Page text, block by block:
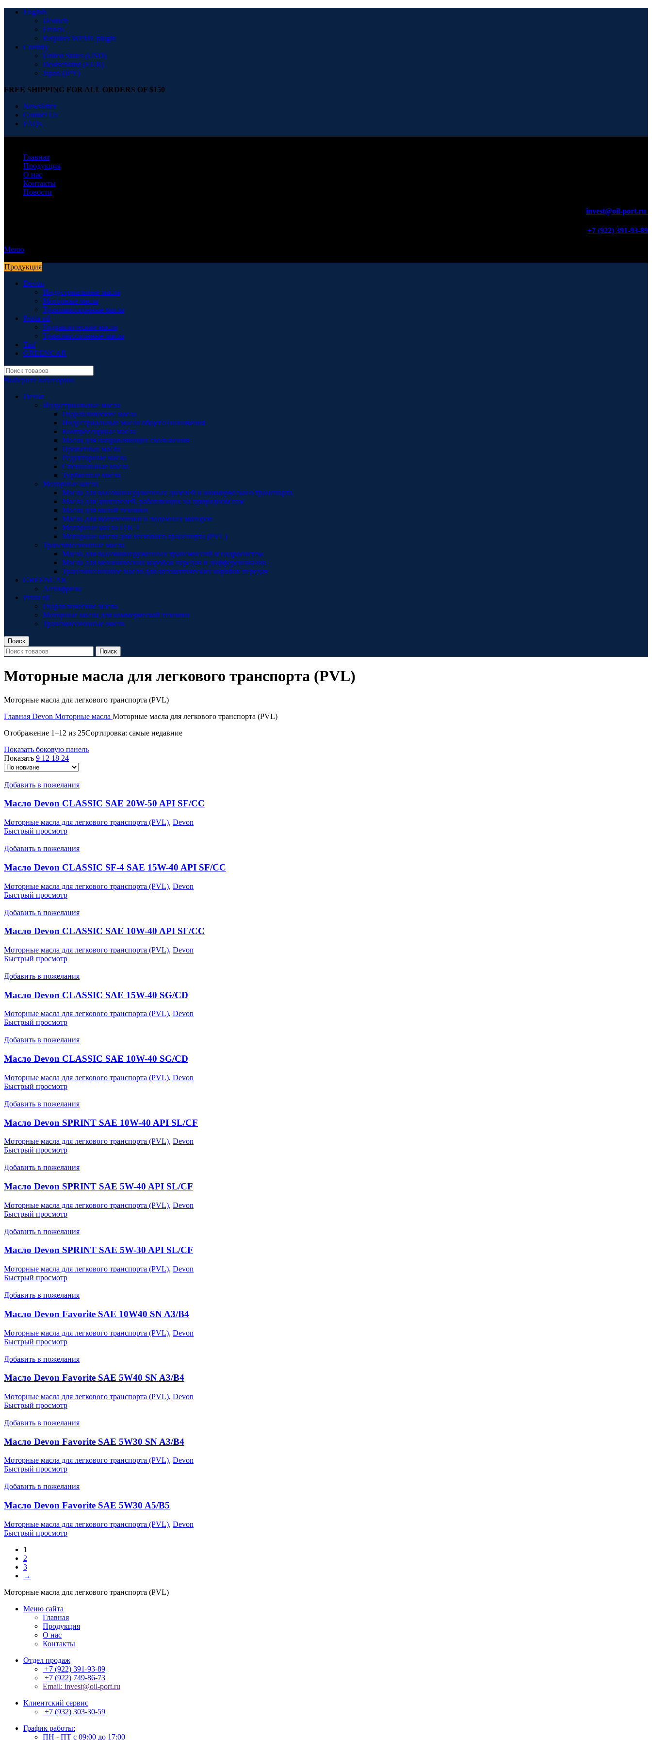
English
Deutsch
French
Requires WPML plugin
Country
United States (USD)
Deutschland (EUR)
Japan (JPY)
FREE SHIPPING FOR ALL ORDERS OF $150
Newsletter
Contact Us
FAQs
Главная
Продукция
О нас
Контакты
Новости
invest@oil-port.ru
+7 (922) 391-93-89
Меню
Продукция
Devon
Индустриальные масла
Моторные масла
Трансмиссионные масла
Prista oil
Гидравлические масла
Трансмиссионные масла
Taif
GREENCAR
Выберите категорию
Devon
Индустриальные масла
Гидравлические масла
Индустриальные масла общего назначения
Компрессорные масла
Масла для направляющих скольжения
Прокатные масла
Редукторные масла
Специальные масла
Турбинные масла
Моторные масла
Масла для высоконагруженных дизелей и коммерческого транспорта
Масла для двигателей, работающих на природном газе
Масла для малой техники
Масла для мототехники и лодочных моторов
Моторные масла ГОСТ
Моторные масла для легкового транспорта (PVL)
Трансмиссионные масла
Масла для высоконагруженных трансмиссий и гидросистем
Масла для механических коробок передач и дифференциалов
Трансмиссионное масло для автоматических коробок передач
GREENCAR
Антифризы
Prista oil
Гидравлические масла
Моторные масла для коммерческой техники
Трансмиссионные масла
Поиск
Поиск
Моторные масла для легкового транспорта (PVL)
Моторные масла для легкового транспорта (PVL)
Главная Devon Моторные масла Моторные масла для легкового транспорта (PVL)
Отображение 1–12 из 25Сортировка: самые недавние
Показать боковую панель
Показать 9 12 18 24
Добавить в пожелания
Масло Devon CLASSIC SAE 20W-50 API SF/CC
Моторные масла для легкового транспорта (PVL), Devon
Быстрый просмотр
Добавить в пожелания
Масло Devon CLASSIC SF-4 SAE 15W-40 API SF/CC
Моторные масла для легкового транспорта (PVL), Devon
Быстрый просмотр
Добавить в пожелания
Масло Devon CLASSIC SAE 10W-40 API SF/CC
Моторные масла для легкового транспорта (PVL), Devon
Быстрый просмотр
Добавить в пожелания
Масло Devon CLASSIC SAE 15W-40 SG/CD
Моторные масла для легкового транспорта (PVL), Devon
Быстрый просмотр
Добавить в пожелания
Масло Devon CLASSIC SAE 10W-40 SG/CD
Моторные масла для легкового транспорта (PVL), Devon
Быстрый просмотр
Добавить в пожелания
Масло Devon SPRINT SAE 10W-40 API SL/CF
Моторные масла для легкового транспорта (PVL), Devon
Быстрый просмотр
Добавить в пожелания
Масло Devon SPRINT SAE 5W-40 API SL/CF
Моторные масла для легкового транспорта (PVL), Devon
Быстрый просмотр
Добавить в пожелания
Масло Devon SPRINT SAE 5W-30 API SL/CF
Моторные масла для легкового транспорта (PVL), Devon
Быстрый просмотр
Добавить в пожелания
Масло Devon Favorite SAE 10W40 SN A3/B4
Моторные масла для легкового транспорта (PVL), Devon
Быстрый просмотр
Добавить в пожелания
Масло Devon Favorite SAE 5W40 SN A3/B4
Моторные масла для легкового транспорта (PVL), Devon
Быстрый просмотр
Добавить в пожелания
Масло Devon Favorite SAE 5W30 SN A3/B4
Моторные масла для легкового транспорта (PVL), Devon
Быстрый просмотр
Добавить в пожелания
Масло Devon Favorite SAE 5W30 A5/B5
Моторные масла для легкового транспорта (PVL), Devon
Быстрый просмотр
1
2
3
→
Моторные масла для легкового транспорта (PVL)
Меню сайта
Главная
Продукция
О нас
Контакты
Отдел продаж
+7 (922) 391-93-89
+7 (922) 749-86-73
Email: invest@oil-port.ru
Клиентский сервис
+7 (932) 303-30-59
График работы:
ПН - ПТ с 09:00 до 17:00